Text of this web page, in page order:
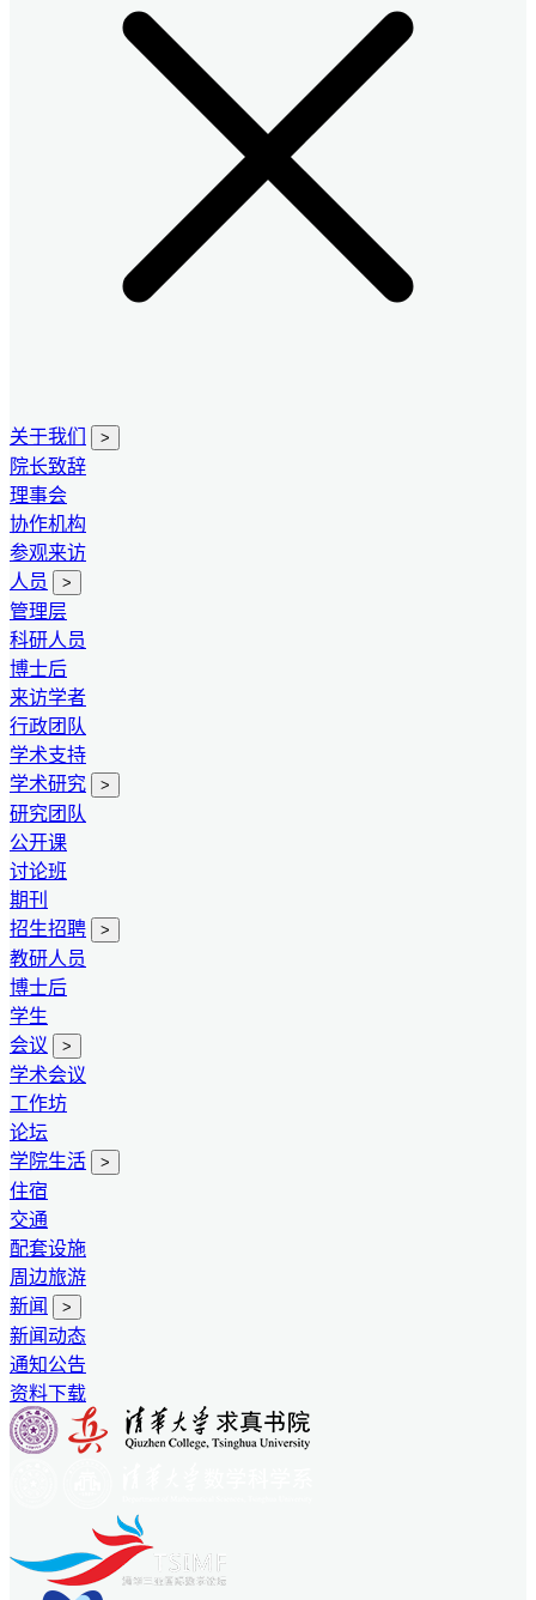
关于我们 >
院长致辞
理事会
协作机构
参观来访
人员
>
管理层
科研人员
博士后
来访学者
行政团队
学术支持
学术研究
>
研究团队
公开课
讨论班
期刊
招生招聘
>
教研人员
博士后
学生
会议
>
学术会议
工作坊
论坛
学院生活
>
住宿
交通
配套设施
周边旅游
新闻
>
新闻动态
通知公告
资料下载